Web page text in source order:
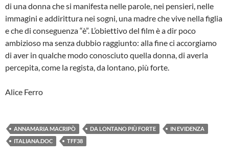
di una donna che si manifesta nelle parole, nei pensieri, nelle
immagini e addirittura nei sogni, una madre che vive nella figlia
e che di conseguenza “è”. L’obiettivo del film è a dir poco
ambizioso ma senza dubbio raggiunto: alla fine ci accorgiamo
di aver in qualche modo conosciuto quella donna, di averla
percepita, come la regista, da lontano, più forte.
Alice Ferro
ANNAMARIA MACRIPÒ DA LONTANO PIÙ FORTE
IN EVIDENZA
ITALIANA.DOC
TFF38